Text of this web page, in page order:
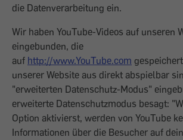
die Datenverarbeitung ein.
Wir haben YouTube-Videos auf unseren
eingebunden, die
auf http://www.YouTube.com
unserer Website aus direkt abspielbar
"erweiterten Datenschutz-Modus"
erweiterte Datenschutzmodus besagt:
Option aktivierst, werden von YouTube
Informationen über die Besucher auf